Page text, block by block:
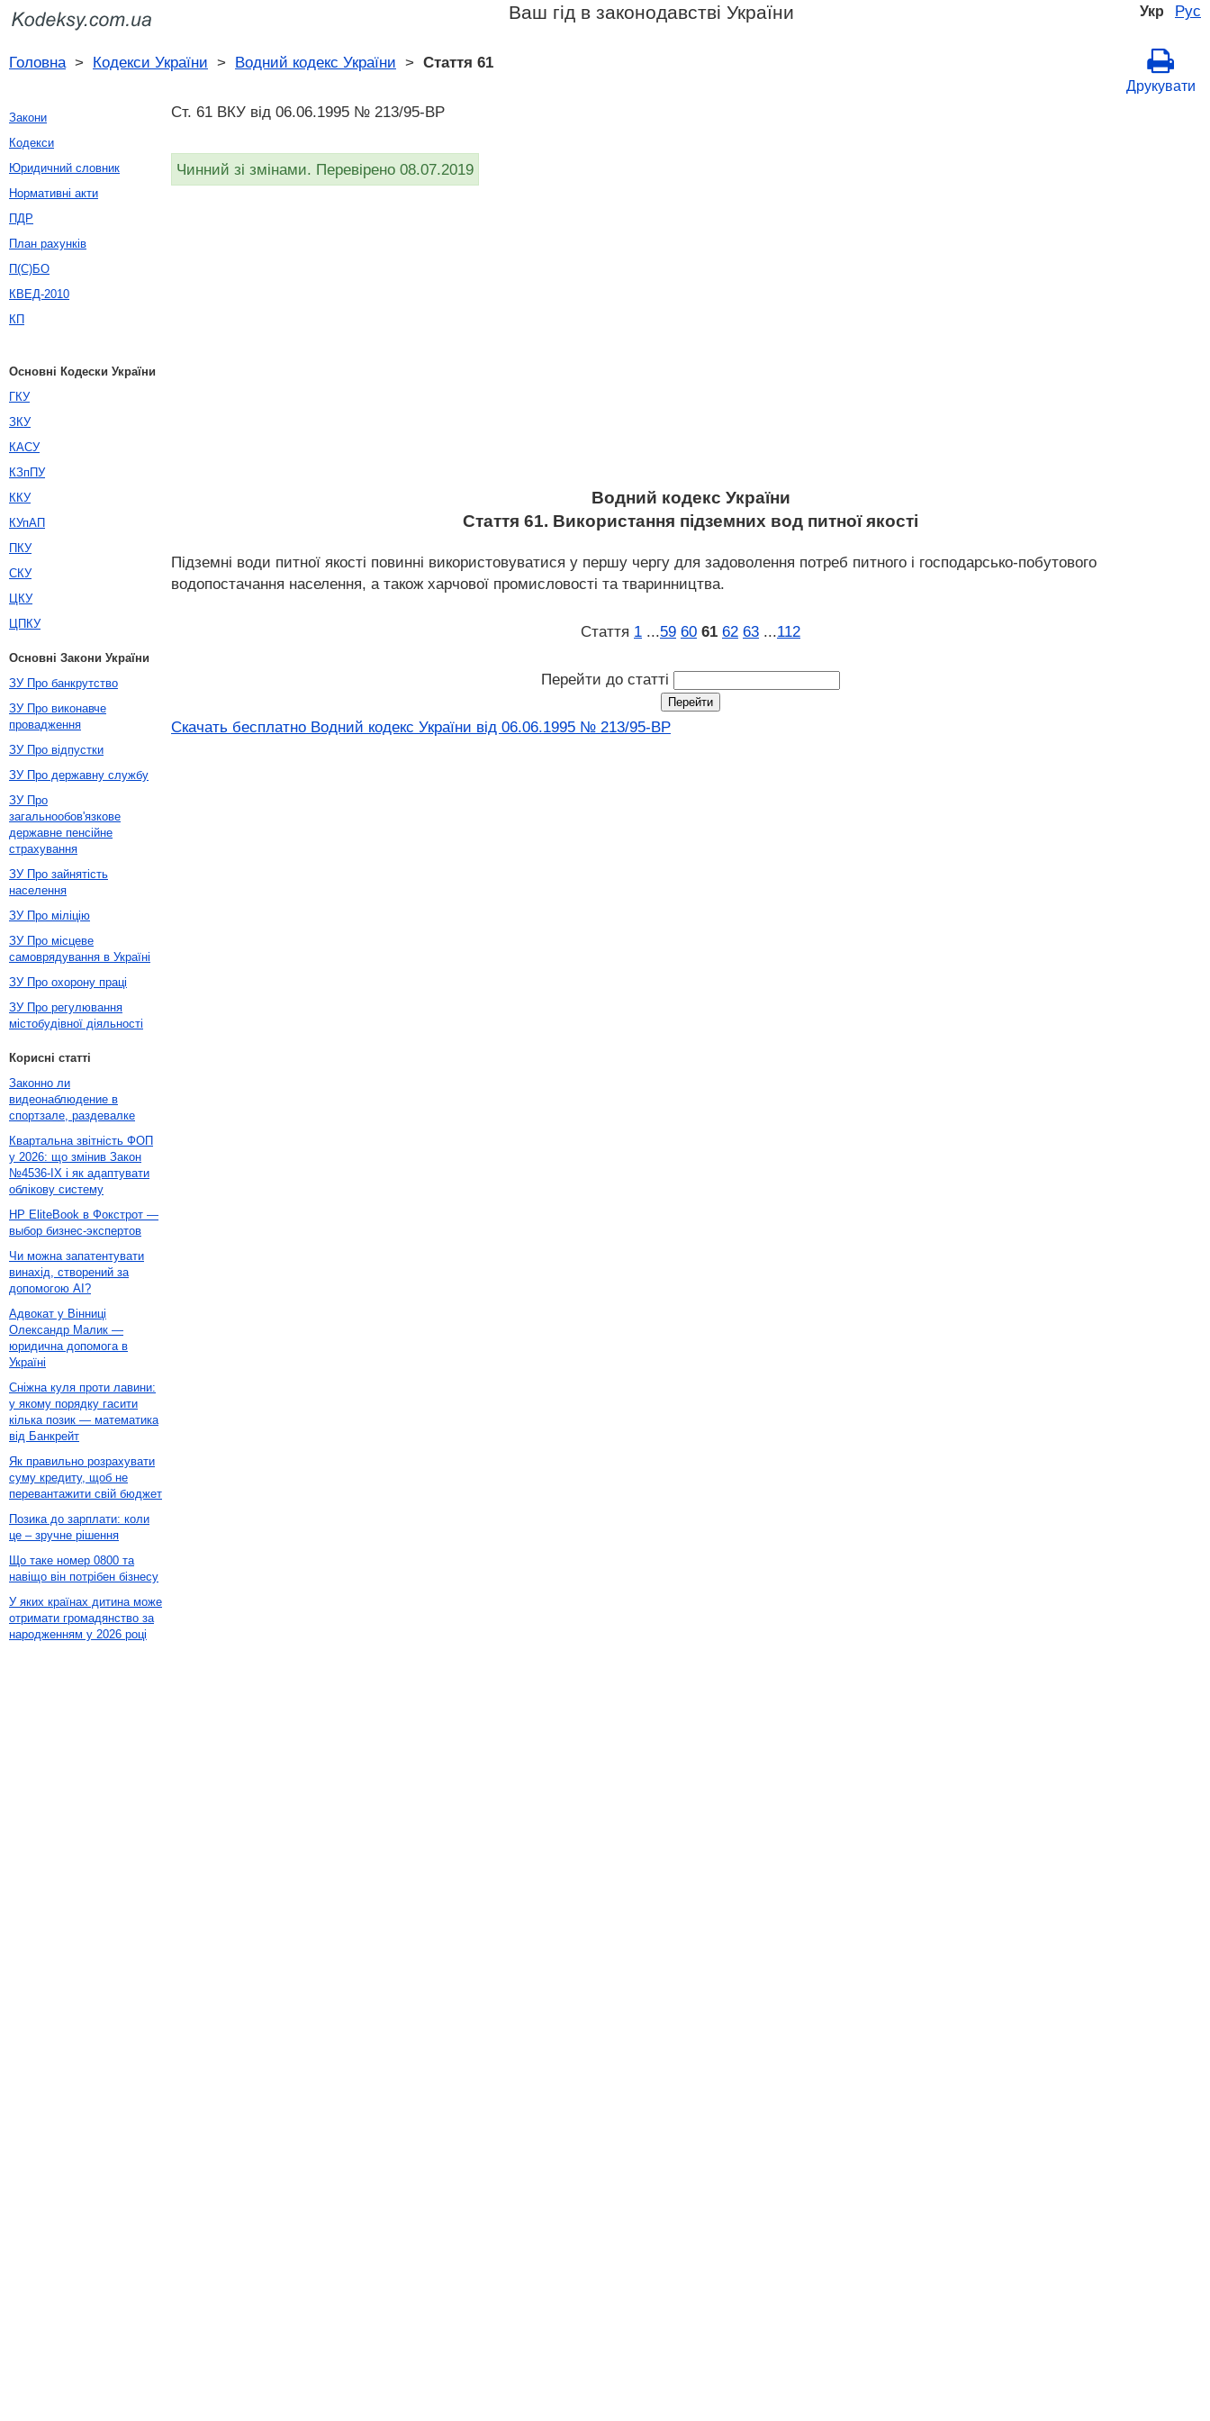
Укр Рус
Ваш гід в законодавстві України
Головна> Кодекси України > Водний кодекс України > Стаття 61
Друкувати
Ст. 61 ВКУ від 06.06.1995 № 213/95-ВР
Чинний зі змінами. Перевірено 08.07.2019
Водний кодекс України
Стаття 61. Використання підземних вод питної якості
Підземні води питної якості повинні використовуватися у першу чергу для задоволення потреб питного і господарсько-побутового
водопостачання населення, а також харчової промисловості та тваринництва.
Стаття 1 ...59 60 61 62 63 ...112
Перейти до статті
Скачать бесплатно Водний кодекс України від 06.06.1995 № 213/95-ВР
Закони
Кодекси
Юридичний словник
Нормативні акти
ПДР
План рахунків
П(С)БО
КВЕД-2010
КП
Основні Кодески України
ГКУ
ЗКУ
КАСУ
КЗпПУ
ККУ
КУпАП
ПКУ
СКУ
ЦКУ
ЦПКУ
Основні Закони України
ЗУ Про банкрутство
ЗУ Про виконавче
провадження
ЗУ Про відпустки
ЗУ Про державну службу
ЗУ Про
загальнообов'язкове
державне пенсійне
страхування
ЗУ Про зайнятість
населення
ЗУ Про міліцію
ЗУ Про місцеве
самоврядування в Україні
ЗУ Про охорону праці
ЗУ Про регулювання
містобудівної діяльності
Корисні статті
Законно ли
видеонаблюдение в
спортзале, раздевалке
Квартальна звітність ФОП
у 2026: що змінив Закон
№4536-IX і як адаптувати
облікову систему
HP EliteBook в Фокстрот —
выбор бизнес-экспертов
Чи можна запатентувати
винахід, створений за
допомогою AI?
Адвокат у Вінниці
Олександр Малик —
юридична допомога в
Україні
Сніжна куля проти лавини:
у якому порядку гасити
кілька позик — математика
від Банкрейт
Як правильно розрахувати
суму кредиту, щоб не
перевантажити свій бюджет
Позика до зарплати: коли
це – зручне рішення
Що таке номер 0800 та
навіщо він потрібен бізнесу
У яких країнах дитина може
отримати громадянство за
народженням у 2026 році